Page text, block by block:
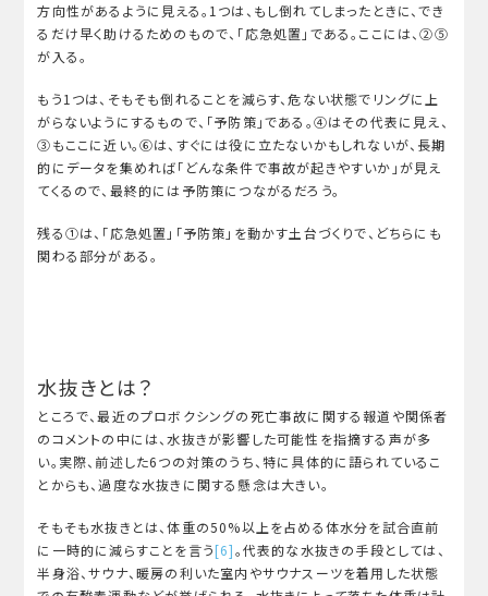
方向性があるように見える。1つは、もし倒れてしまったときに、でき
るだけ早く助けるためのもので、「応急処置」である。ここには、②⑤
が入る。
もう1つは、そもそも倒れることを減らす、危ない状態でリングに上
がらないようにするもので、「予防策」である。④はその代表に見え、
③もここに近い。⑥は、すぐには役に立たないかもしれないが、長期
的にデータを集めれば「どんな条件で事故が起きやすいか」が見え
てくるので、最終的には予防策につながるだろう。
残る①は、「応急処置」「予防策」を動かす土台づくりで、どちらにも
関わる部分がある。
水抜きとは？
ところで、最近のプロボクシングの死亡事故に関する報道や関係者
のコメントの中には、水抜きが影響した可能性を指摘する声が多
い。実際、前述した6つの対策のうち、特に具体的に語られているこ
とからも、過度な水抜きに関する懸念は大きい。
そもそも水抜きとは、体重の50%以上を占める体水分を試合直前
に一時的に減らすことを言う[6]。代表的な水抜きの手段としては、
半身浴、サウナ、暖房の利いた室内やサウナスーツを着用した状態